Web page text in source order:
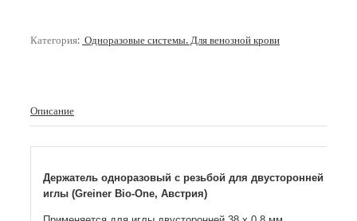
Категория: Одноразовые системы. Для венозной крови
Описание
Держатель одноразовый с резьбой для двусторонней
иглы (Greiner Bio-One, Австрия)